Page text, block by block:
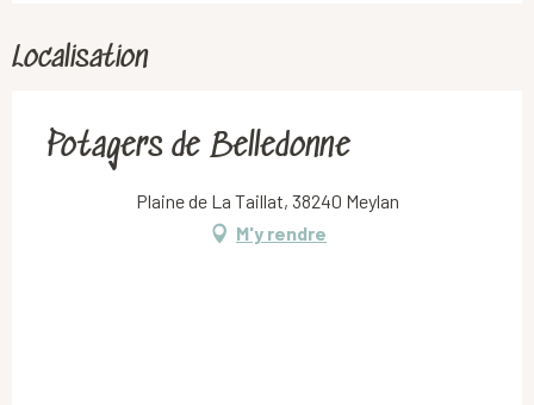
Localisation
Potagers de Belledonne
Plaine de La Taillat, 38240 Meylan
M'y rendre